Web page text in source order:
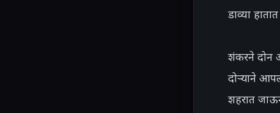
डाव्या
शंकरने दोन
दोऱ्याने
शहरात